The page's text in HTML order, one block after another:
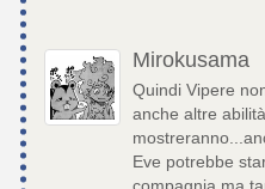
Mirokusama
Quindi Vipere
anche altre
Eve potrebbe
compagnia ma